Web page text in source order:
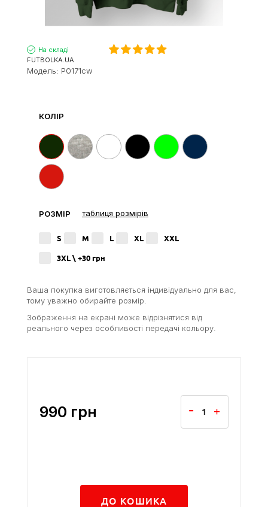
На складі
FUTBOLKA.UA
Модель: P0171cw
КОЛІР
РОЗМІР таблиця розмірів
S M L XL XXL
3XL \ +30 грн
Ваша покупка виготовляється індивідуально для вас,
тому уважно обирайте розмір.
Зображення на екрані може відрізнятися від
реального через особливості передачі кольору.
990 грн
ДО КОШИКА